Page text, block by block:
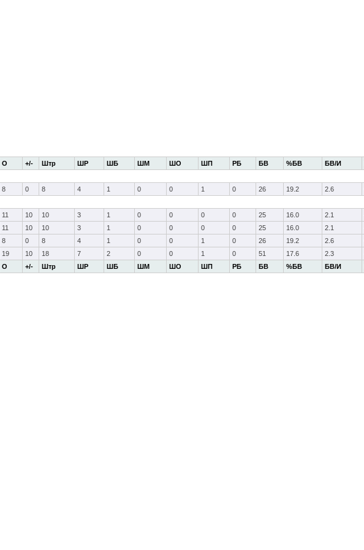
О +/- Штр ШР ШБ ШМ ШО ШП РБ БВ %БВ БВ/И
О +/- Штр ШР ШБ ШМ ШО ШП РБ БВ %БВ БВ/И
8 0 8 4 1 0 0 1 0 26 19.2 2.6
11 10 10 3 1 0 0 0 0 25 16.0 2.1
11 10 10 3 1 0 0 0 0 25 16.0 2.1
8 0 8 4 1 0 0 1 0 26 19.2 2.6
19 10 18 7 2 0 0 1 0 51 17.6 2.3